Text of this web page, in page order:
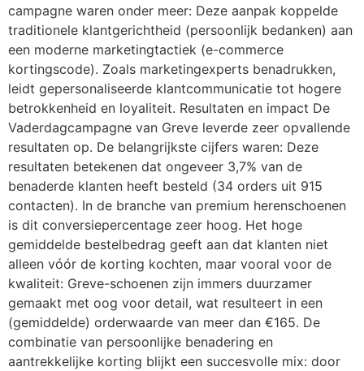
campagne waren onder meer: Deze aanpak koppelde
traditionele klantgerichtheid (persoonlijk bedanken) aan
een moderne marketingtactiek (e-commerce
kortingscode). Zoals marketingexperts benadrukken,
leidt gepersonaliseerde klantcommunicatie tot hogere
betrokkenheid en loyaliteit. Resultaten en impact De
Vaderdagcampagne van Greve leverde zeer opvallende
resultaten op. De belangrijkste cijfers waren: Deze
resultaten betekenen dat ongeveer 3,7% van de
benaderde klanten heeft besteld (34 orders uit 915
contacten). In de branche van premium herenschoenen
is dit conversiepercentage zeer hoog. Het hoge
gemiddelde bestelbedrag geeft aan dat klanten niet
alleen vóór de korting kochten, maar vooral voor de
kwaliteit: Greve-schoenen zijn immers duurzamer
gemaakt met oog voor detail, wat resulteert in een
(gemiddelde) orderwaarde van meer dan €165. De
combinatie van persoonlijke benadering en
aantrekkelijke korting blijkt een succesvolle mix: door